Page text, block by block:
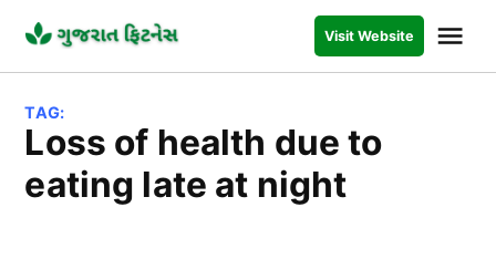
content
FITNESS
Visit Website
TAG:
Loss of health due to
eating late at night